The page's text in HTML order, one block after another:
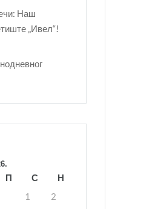
Наш
„Ивел“!
П С
Н
1
2